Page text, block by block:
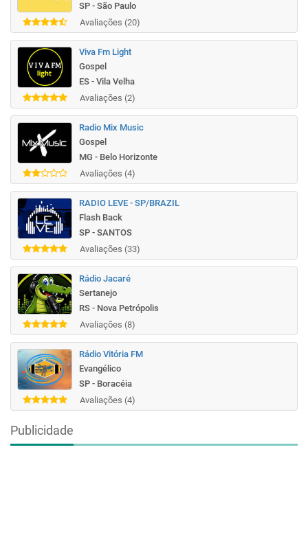
SP - São Paulo
Avaliações (20)
Viva Fm Light
Gospel
ES - Vila Velha
Avaliações (2)
Radio Mix Music
Gospel
MG - Belo Horizonte
Avaliações (4)
RADIO LEVE - SP/BRAZIL
Flash Back
SP - SANTOS
Avaliações (33)
Rádio Jacaré
Sertanejo
RS - Nova Petrópolis
Avaliações (8)
Rádio Vitória FM
Evangélico
SP - Boracéia
Avaliações (4)
Publicidade